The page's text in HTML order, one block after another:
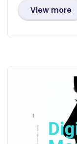
View more